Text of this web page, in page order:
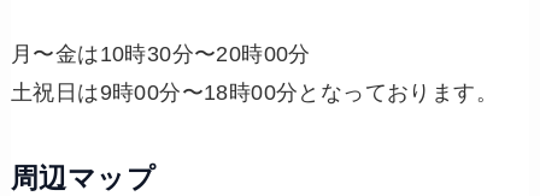
月〜金は10時30分〜20時00分
土祝日は9時00分〜18時00分となっております。
周辺マップ